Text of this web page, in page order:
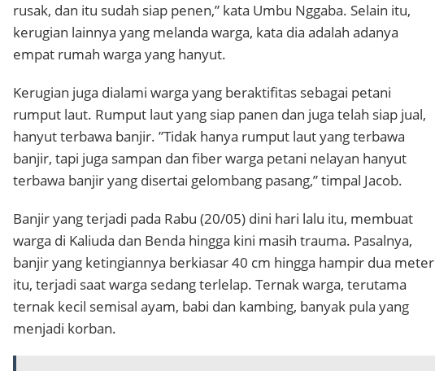
rusak, dan itu sudah siap penen,” kata Umbu Nggaba. Selain itu,
kerugian lainnya yang melanda warga, kata dia adalah adanya
empat rumah warga yang hanyut.
Kerugian juga dialami warga yang beraktifitas sebagai petani
rumput laut. Rumput laut yang siap panen dan juga telah siap jual,
hanyut terbawa banjir. ”Tidak hanya rumput laut yang terbawa
banjir, tapi juga sampan dan fiber warga petani nelayan hanyut
terbawa banjir yang disertai gelombang pasang,” timpal Jacob.
Banjir yang terjadi pada Rabu (20/05) dini hari lalu itu, membuat
warga di Kaliuda dan Benda hingga kini masih trauma. Pasalnya,
banjir yang ketingiannya berkiasar 40 cm hingga hampir dua meter
itu, terjadi saat warga sedang terlelap. Ternak warga, terutama
ternak kecil semisal ayam, babi dan kambing, banyak pula yang
menjadi korban.